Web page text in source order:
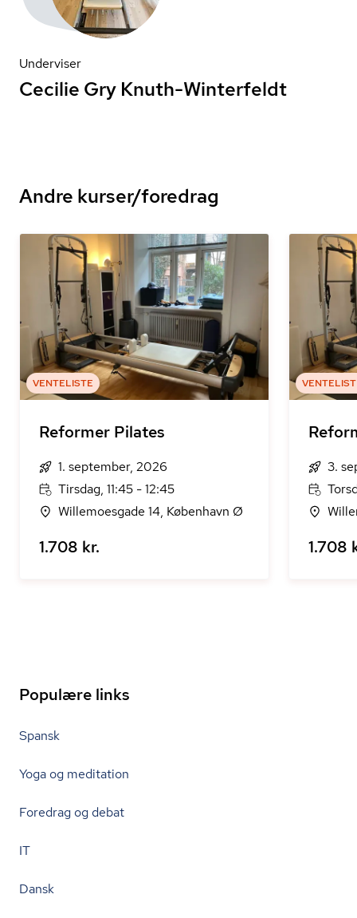
Underviser
Cecilie Gry Knuth-Winterfeldt
Andre kurser/foredrag
VENTELISTE
Reformer Pilates
1. september, 2026
Tirsdag, 11:45 - 12:45
Willemoesgade 14, København Ø
1.708 kr.
3.
1.708
Populære links
Spansk
Yoga og meditation
Foredrag og debat
IT
Dansk